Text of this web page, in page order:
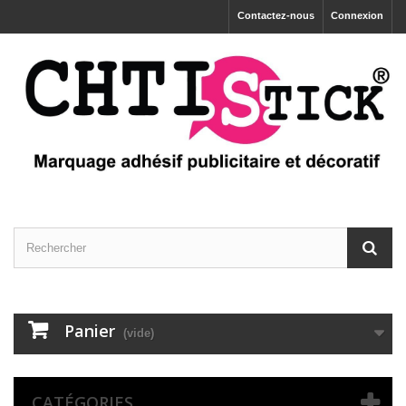
Connexion
Contactez-nous
Panier (vide)